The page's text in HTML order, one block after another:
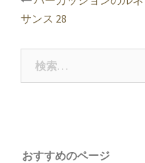
稿
ナ
シ
サンス 28
おすすめのページ